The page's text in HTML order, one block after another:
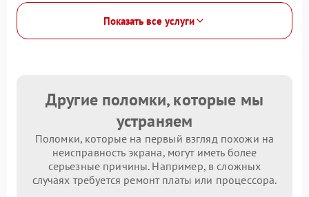
Показать все услуги
Другие поломки, которые мы
устраняем
Поломки, которые на первый взгляд похожи на
неисправность экрана, могут иметь более
серьезные причины. Например, в сложных
случаях требуется ремонт платы или процессора.